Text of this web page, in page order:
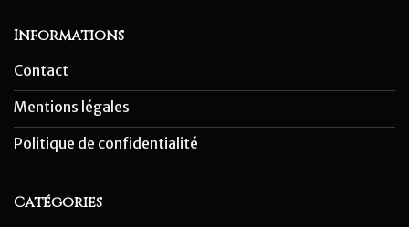
Informations
Contact
Mentions légales
Politique de confidentialité
Catégories